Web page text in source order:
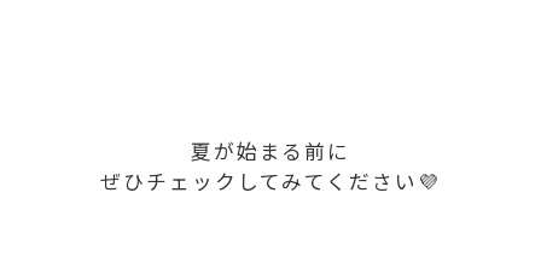
夏が始まる前に
ぜひチェックしてみてください💜